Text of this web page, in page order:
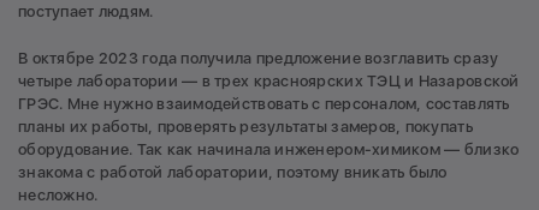
поступает людям.
В октябре 2023 года получила предложение возглавить сразу
четыре лаборатории — в трех красноярских ТЭЦ и Назаровской
ГРЭС. Мне нужно взаимодействовать с персоналом, составлять
планы их работы, проверять результаты замеров, покупать
оборудование. Так как начинала инженером-химиком — близко
знакома с работой лаборатории, поэтому вникать было
несложно.